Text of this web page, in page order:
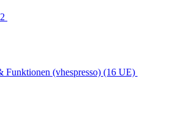
Funktionen (vhespresso) (16 UE)